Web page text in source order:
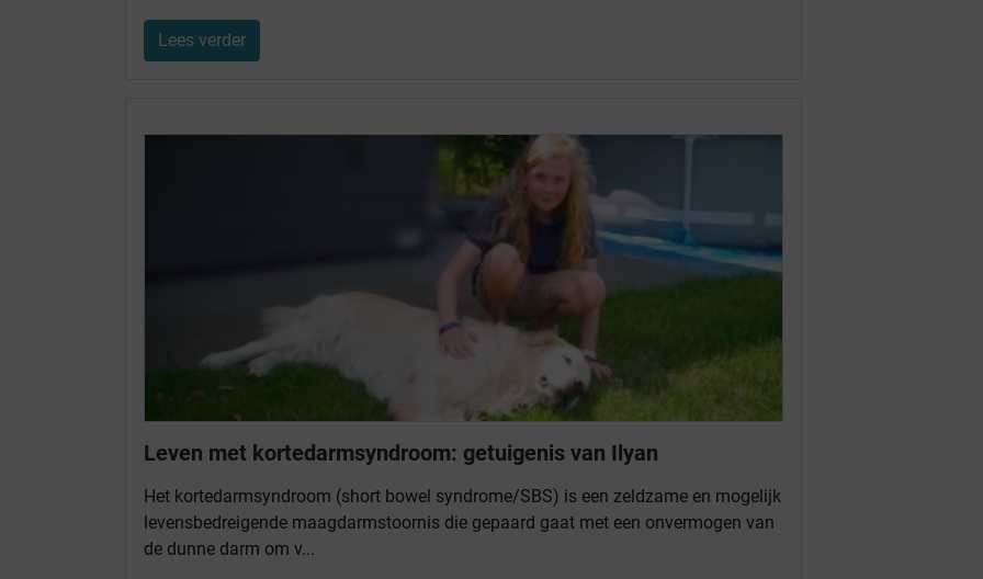
Lees verder
Leven met kortedarmsyndroom: getuigenis van Ilyan
Het kortedarmsyndroom (short bowel syndrome/SBS) is een zeldzame en mogelijk
levensbedreigende maagdarmstoornis die gepaard gaat met een onvermogen van
de dunne darm om v...